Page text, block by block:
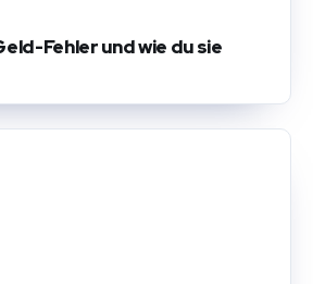
Fehler und wie du sie